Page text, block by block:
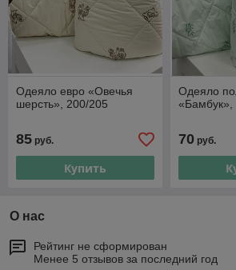
Одеяло евро «Овечья
шерсть», 200/205
85 руб.
Купить
Одеяло
«Бамбук»,
70руб.
О нас
Рейтинг не сформирован
Менее 5 отзывов за последний год